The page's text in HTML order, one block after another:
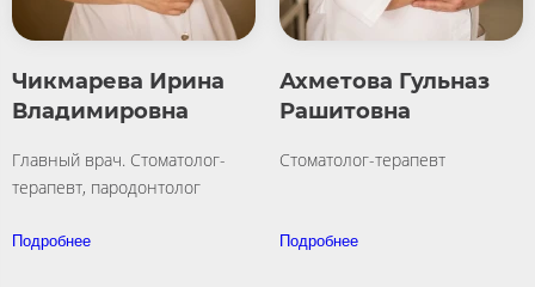
Чикмарева Ирина
Владимировна
Главный врач. Стоматолог-
терапевт, пародонтолог
Подробнее
Ахметова Гульназ
Рашитовна
Стоматолог-терапевт
Подробнее